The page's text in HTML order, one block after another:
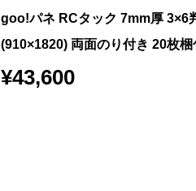
goo!パネ RCタック 7mm厚 3×6
(910×1820) 両面のり付き 20枚梱
¥43,600